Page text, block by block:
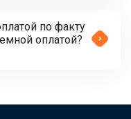
по факту
оплатой?